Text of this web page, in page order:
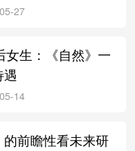
2024-07-09
女生：《自然》一
前瞻性看未来研